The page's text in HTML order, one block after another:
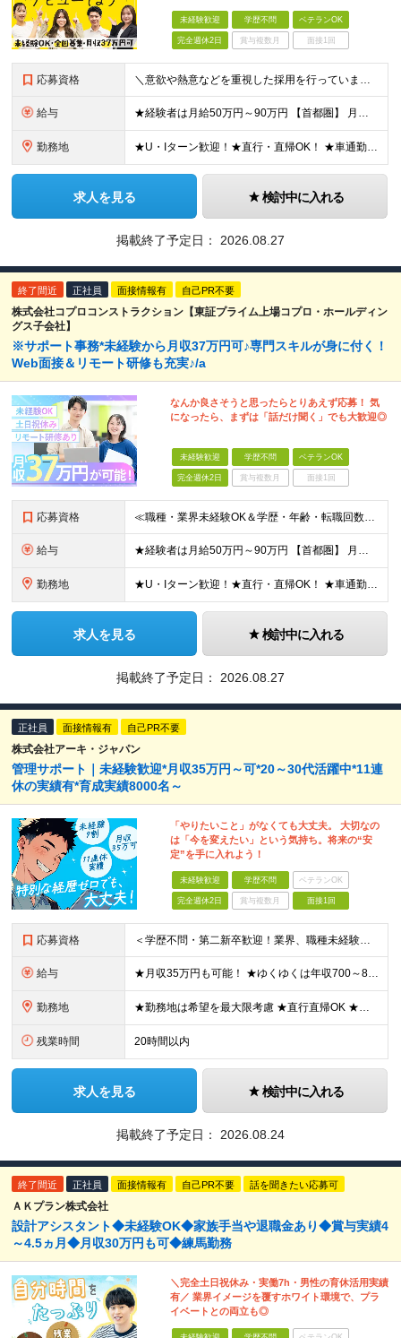
未経験歓迎 学歴不問 ベテランOK
完全週休2日 賞与複数月 面接1回
応募資格 ＼意欲や熱意などを重視した採用を行っています／ ●未経験・第二新卒歓迎 ●学歴・年齢・転職回数は一切不問です！ ※新卒の方もご応募可能 （待遇・募集要項等は別途ご案内いたします） ※入社時期は柔軟に対
給与 ★経験者は月給50万円～90万円 【首都圏】 月給30万1230円〜 ⇒基本22万7000円+地域6万4230円+皆勤1万円 【群馬/栃木/茨城】 月給28万1090円〜 ⇒基本23万4000円+
勤務地 ★U・Iターン歓迎！★直行・直帰OK！ ★車通勤可能のエリアもあり！★出張なしの働き方も可能 全国47都道府県の各プロジェクト（転勤なし！勤務地に対する希望も実現可能！） 「自宅から1時間以内で通え
求人を見る 検討中に入れる
掲載終了予定日： 2026.08.27
終了間近 正社員 面接情報有 自己PR不要
株式会社コプロコンストラクション【東証プライム上場コプロ・ホールディン
グス子会社】
※サポート事務*未経験から月収37万円可♪専門スキルが身に付く！
Web面接＆リモート研修も充実♪/a
なんか良さそうと思ったらとりあえず応募！ 気
になったら、まずは「話だけ聞く」でも大歓迎◎
未経験歓迎 学歴不問 ベテランOK
完全週休2日 賞与複数月 面接1回
応募資格 ≪職種・業界未経験OK＆学歴・年齢・転職回数不問≫ ◆第二新卒歓迎 ◆社会人経験不問 ◆資格不問 ※新卒の方もご応募可能 （待遇・募集要項等は別途ご案内いたします） ※入社時期は柔軟に対応します！半年
給与 ★経験者は月給50万円～90万円 【首都圏】 月給30万1230円〜 ⇒基本22万7000円+地域6万4230円+皆勤1万円 【群馬/栃木/茨城】 月給28万1090円〜 ⇒基本23万4000円+
勤務地 ★U・Iターン歓迎！★直行・直帰OK！ ★車通勤可能のエリアもあり！★出張なしの働き方も可能 全国47都道府県の各プロジェクト（転勤なし！勤務地に対する希望も実現可能！） 「自宅から1時間以内で通え
求人を見る 検討中に入れる
掲載終了予定日： 2026.08.27
正社員 面接情報有 自己PR不要
株式会社アーキ・ジャパン
管理サポート｜未経験歓迎*月収35万円～可*20～30代活躍中*11連
休の実績有*育成実績8000名～
「やりたいこと」がなくても大丈夫。 大切なの
は「今を変えたい」という気持ち。将来の“安
定”を手に入れよう！
未経験歓迎 学歴不問 ベテランOK
完全週休2日 賞与複数月 面接1回
応募資格 ＜学歴不問・第二新卒歓迎！業界、職種未経験歓迎！20代～30代活躍中＞ ★35歳以下の方（若年層の長期キャリア形成を図るため） ★フリーター・正社員未経験・社会人未経験OK ★転職回数が多い方もぜひ
給与 ★月収35万円も可能！ ★ゆくゆくは年収700～800万円も！ ★手当が多数あり ・残業手当（100％）★1分単位で支給 ・資格手当（最大月6万円） ・結婚/出産祝金（最大3万円） 【首都圏・北関東
勤務地 ★勤務地は希望を最大限考慮 ★直行直帰OK ★車通勤のエリアもあり ★研修は、下記いずれかの研修センターで行います ・東京校（東京本社とアクセスは同様） ・大阪校（大阪府大阪市中央区道修町 2-1-1
残業時間 20時間以内
求人を見る 検討中に入れる
掲載終了予定日： 2026.08.24
終了間近 正社員 面接情報有 自己PR不要 話を聞きたい応募可
ＡＫプラン株式会社
設計アシスタント◆未経験OK◆家族手当や退職金あり◆賞与実績4
～4.5ヵ月◆月収30万円も可◆練馬勤務
＼完全土日祝休み・実働7h・男性の育休活用実績
有／ 業界イメージを覆すホワイト環境で、プラ
イベートとの両立も◎